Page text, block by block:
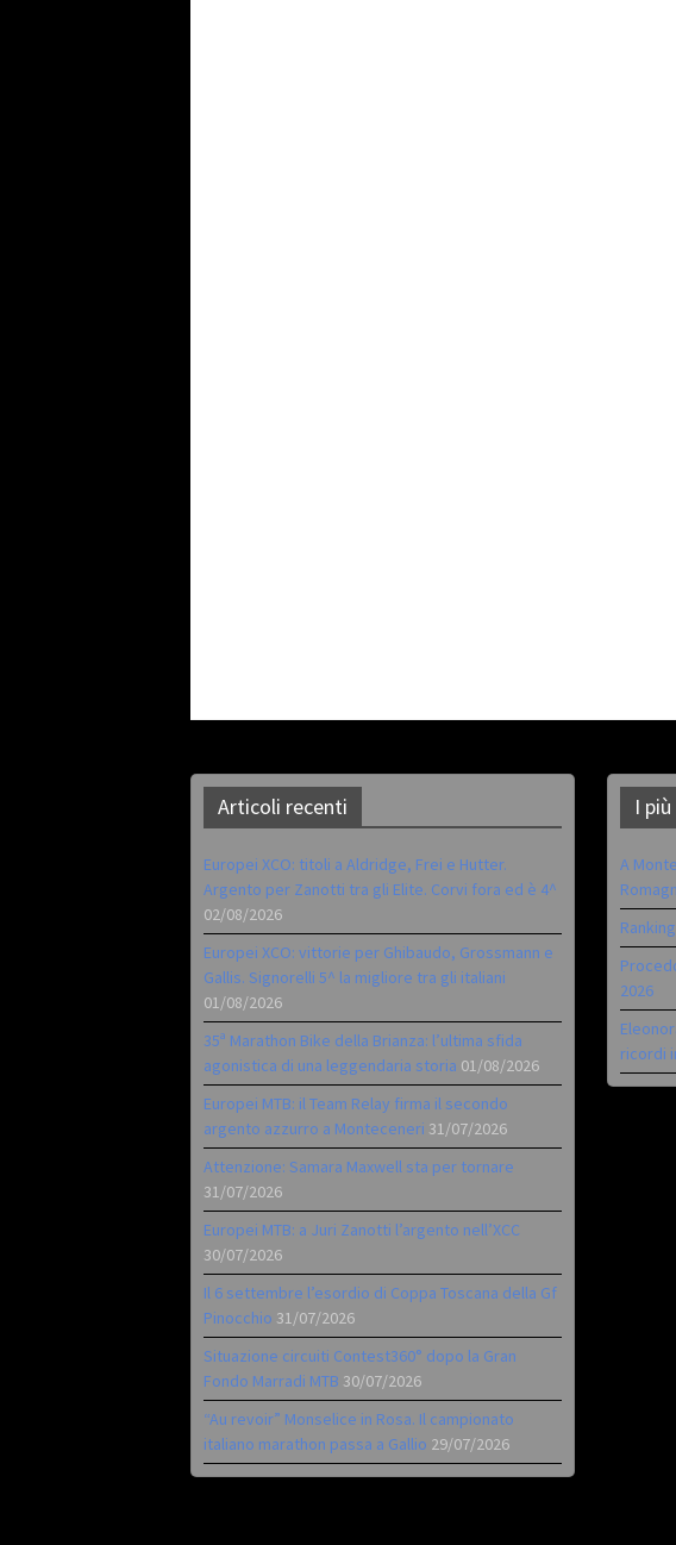
Articoli recenti
Europei XCO: titoli a Aldridge, Frei e Hutter.
Argento per Zanotti tra gli Elite. Corvi fora ed è 4^
02/08/2026
Europei XCO: vittorie per Ghibaudo, Grossmann e
Gallis. Signorelli 5^ la migliore tra gli italiani
01/08/2026
35ª Marathon Bike della Brianza: l’ultima sfida
agonistica di una leggendaria storia 01/08/2026
Europei MTB: il Team Relay firma il secondo
argento azzurro a Monteceneri 31/07/2026
Attenzione: Samara Maxwell sta per tornare
31/07/2026
Europei MTB: a Juri Zanotti l’argento nell’XCC
30/07/2026
Il 6 settembre l’esordio di Coppa Toscana della Gf
Pinocchio 31/07/2026
Situazione circuiti Contest360° dopo la Gran
Fondo Marradi MTB 30/07/2026
“Au revoir” Monselice in Rosa. Il campionato
italiano marathon passa a Gallio 29/07/2026
I
A
2026
ricordi